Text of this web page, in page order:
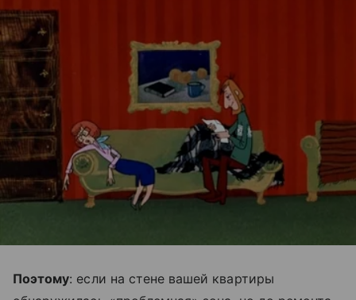
Поэтому: если на стене вашей квартиры